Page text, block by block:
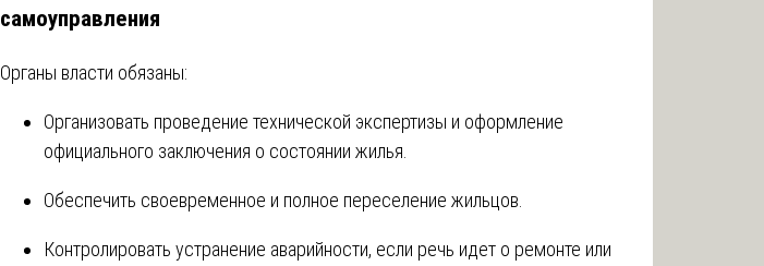
самоуправления
Органы власти обязаны:
Организовать проведение технической экспертизы и оформление
официального заключения о состоянии жилья.
Обеспечить своевременное и полное переселение жильцов.
Контролировать устранение аварийности, если речь идет о ремонте или